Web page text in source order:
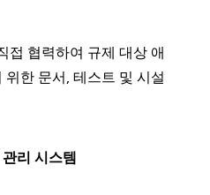
접 협력하여 규제 대상 애
한 문서, 테스트 및 시설